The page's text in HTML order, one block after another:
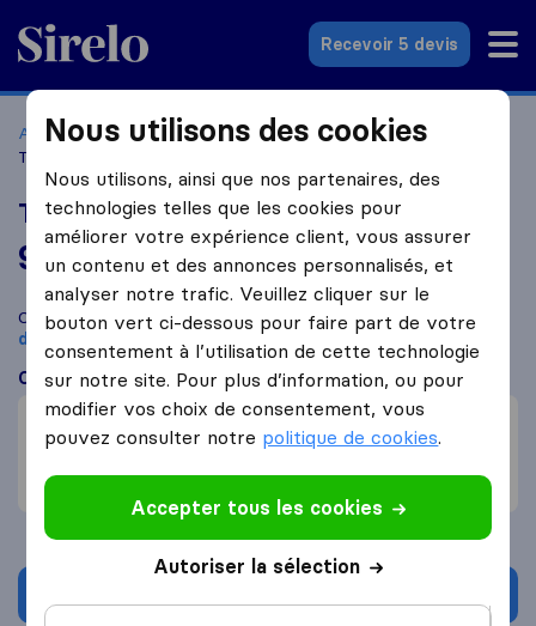
Sirelo.fr
Recevoir 5 devis
Accueil Déménageurs France
Déménageurs Argenteuil
T-T Déménagements Livraisons
T-T Déménagements Livraisons
9,0 basé sur
avis Sirelo et Google
i
Comparez T-T Déménagements Livraisons avec d'autres
déménageurs
Ce que disent les clients
Professionnel (1)
Amical (1)
Nous utilisons des cookies
Nous utilisons, ainsi que nos partenaires, des
technologies telles que les cookies pour
améliorer votre expérience client, vous assurer
un contenu et des annonces personnalisés, et
analyser notre trafic. Veuillez cliquer sur le
bouton vert ci-dessous pour faire part de votre
consentement à l’utilisation de cette technologie
sur notre site. Pour plus d’information, ou pour
modifier vos choix de consentement, vous
pouvez consulter notre politique de cookies.
Accepter tous les cookies
Autoriser la sélection